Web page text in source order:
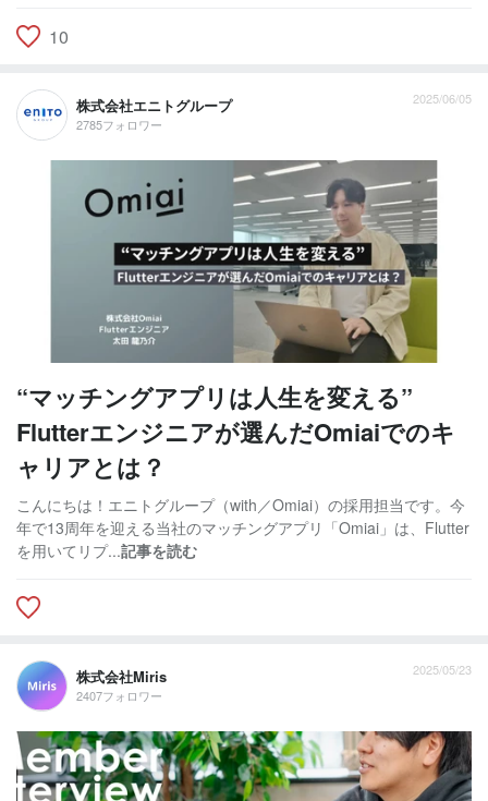
10
株式会社エニトグループ
2785フォロワー
2025/06/05
“マッチングアプリは人生を変える”
Flutterエンジニアが選んだOmiaiでのキ
ャリアとは？
こんにちは！エニトグループ（with／Omiai）の採用担当です。今
年で13周年を迎える当社のマッチングアプリ「Omiai」は、Flutter
を用いてリプ...記事を読む
株式会社Miris
2407フォロワー
2025/05/23